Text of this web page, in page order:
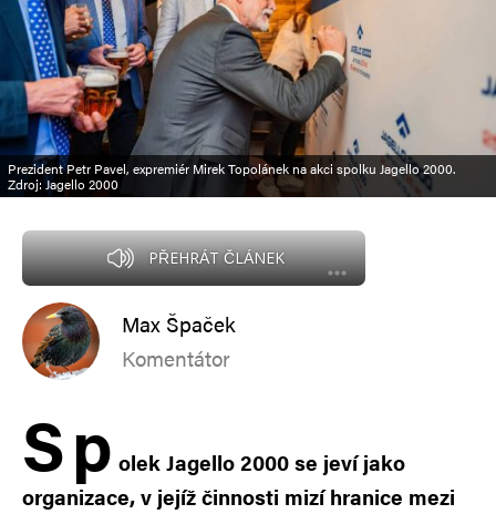
Prezident Petr Pavel, expremiér Mirek Topolánek na akci spolku Jagello 2000.
Zdroj: Jagello 2000
PŘEHRÁT ČLÁNEK
Max Špaček
Komentátor
Sp olek Jagello 2000 se jeví jako
organizace, v jejíž činnosti mizí hranice mezi